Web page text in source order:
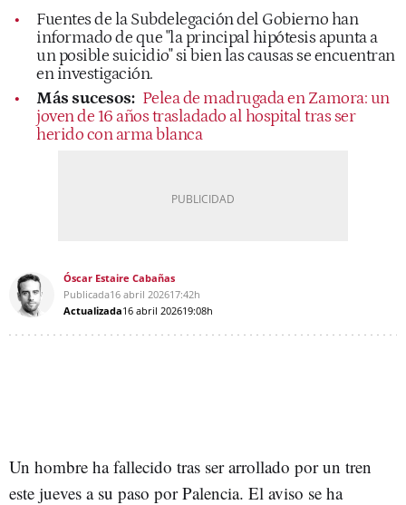
Fuentes de la Subdelegación del Gobierno han
informado de que "la principal hipótesis apunta a
un posible suicidio" si bien las causas se encuentran
en investigación.
Más sucesos: Pelea de madrugada en Zamora: un
joven de 16 años trasladado al hospital tras ser
herido con arma blanca
Óscar Estaire Cabañas
Publicada16 abril 202617:42h
Actualizada16 abril 202619:08h
Un hombre ha fallecido tras ser arrollado por un tren
este jueves a su paso por Palencia. El aviso se ha